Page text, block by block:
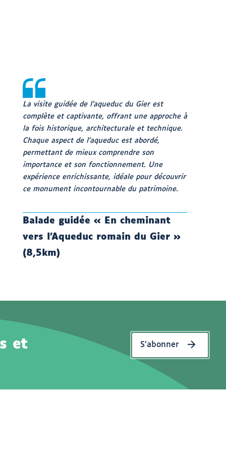
La visite guidée de l’aqueduc du Gier est
complète et captivante, offrant une approche à
la fois historique, architecturale et technique.
Chaque aspect de l’aqueduc est abordé,
permettant de mieux comprendre son
importance et son fonctionnement. Une
expérience enrichissante, idéale pour découvrir
ce monument incontournable du patrimoine.
Balade guidée « En cheminant
vers l’Aqueduc romain du Gier »
(8,5km)
et S’abonner